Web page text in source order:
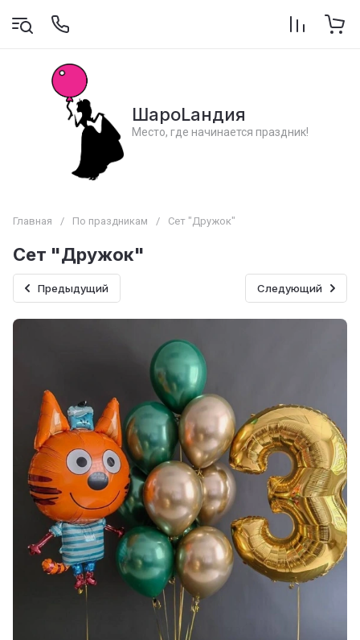
ШароLандия
Место, где начинается праздник!
Главная / По праздникам / Сет "Дружок"
Сет "Дружок"
Предыдущий Следующий